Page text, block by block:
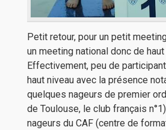
Petit retour, pour un petit
un meeting national donc de haut
Effectivement, peu de
haut niveau avec la présence
quelques nageurs de premier
de Toulouse, le club français
nageurs du CAF (centre de